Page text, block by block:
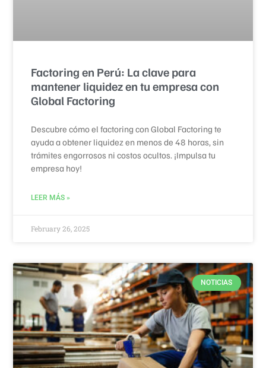
Factoring en Perú: La clave para
mantener liquidez en tu empresa con
Global Factoring
Descubre cómo el factoring con Global Factoring te
ayuda a obtener liquidez en menos de 48 horas, sin
trámites engorrosos ni costos ocultos. ¡Impulsa tu
empresa hoy!
LEER MÁS »
February 26, 2025
NOTICIAS